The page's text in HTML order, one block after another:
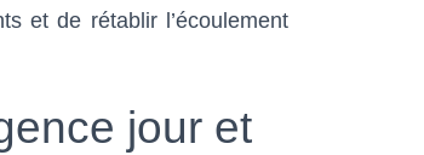
et de rétablir l’écoulement
jour et